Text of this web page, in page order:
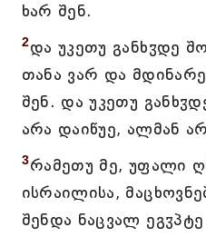
ხარ შენ.
2და უკეთუ განხჳდე
თანა ვარ და
შენ. და უკეთუ
არა დაიწუე, ალმან
3რამეთუ მე, უფალი
ისრაილისა,
შენდა ნაცვალ